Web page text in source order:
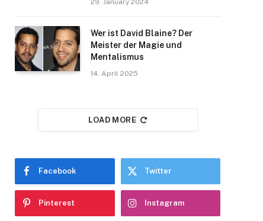
29. January 2024
Wer ist David Blaine? Der
Meister der Magie und
Mentalismus
14. April 2025
LOAD MORE
Facebook Twitter
Pinterest Instagram